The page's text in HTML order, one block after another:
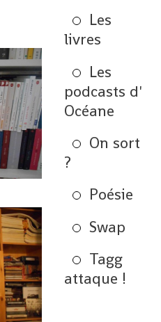
Les
livres
Les
podcasts d'
Océane
On sort
?
Poésie
Swap
Tagg
attaque !